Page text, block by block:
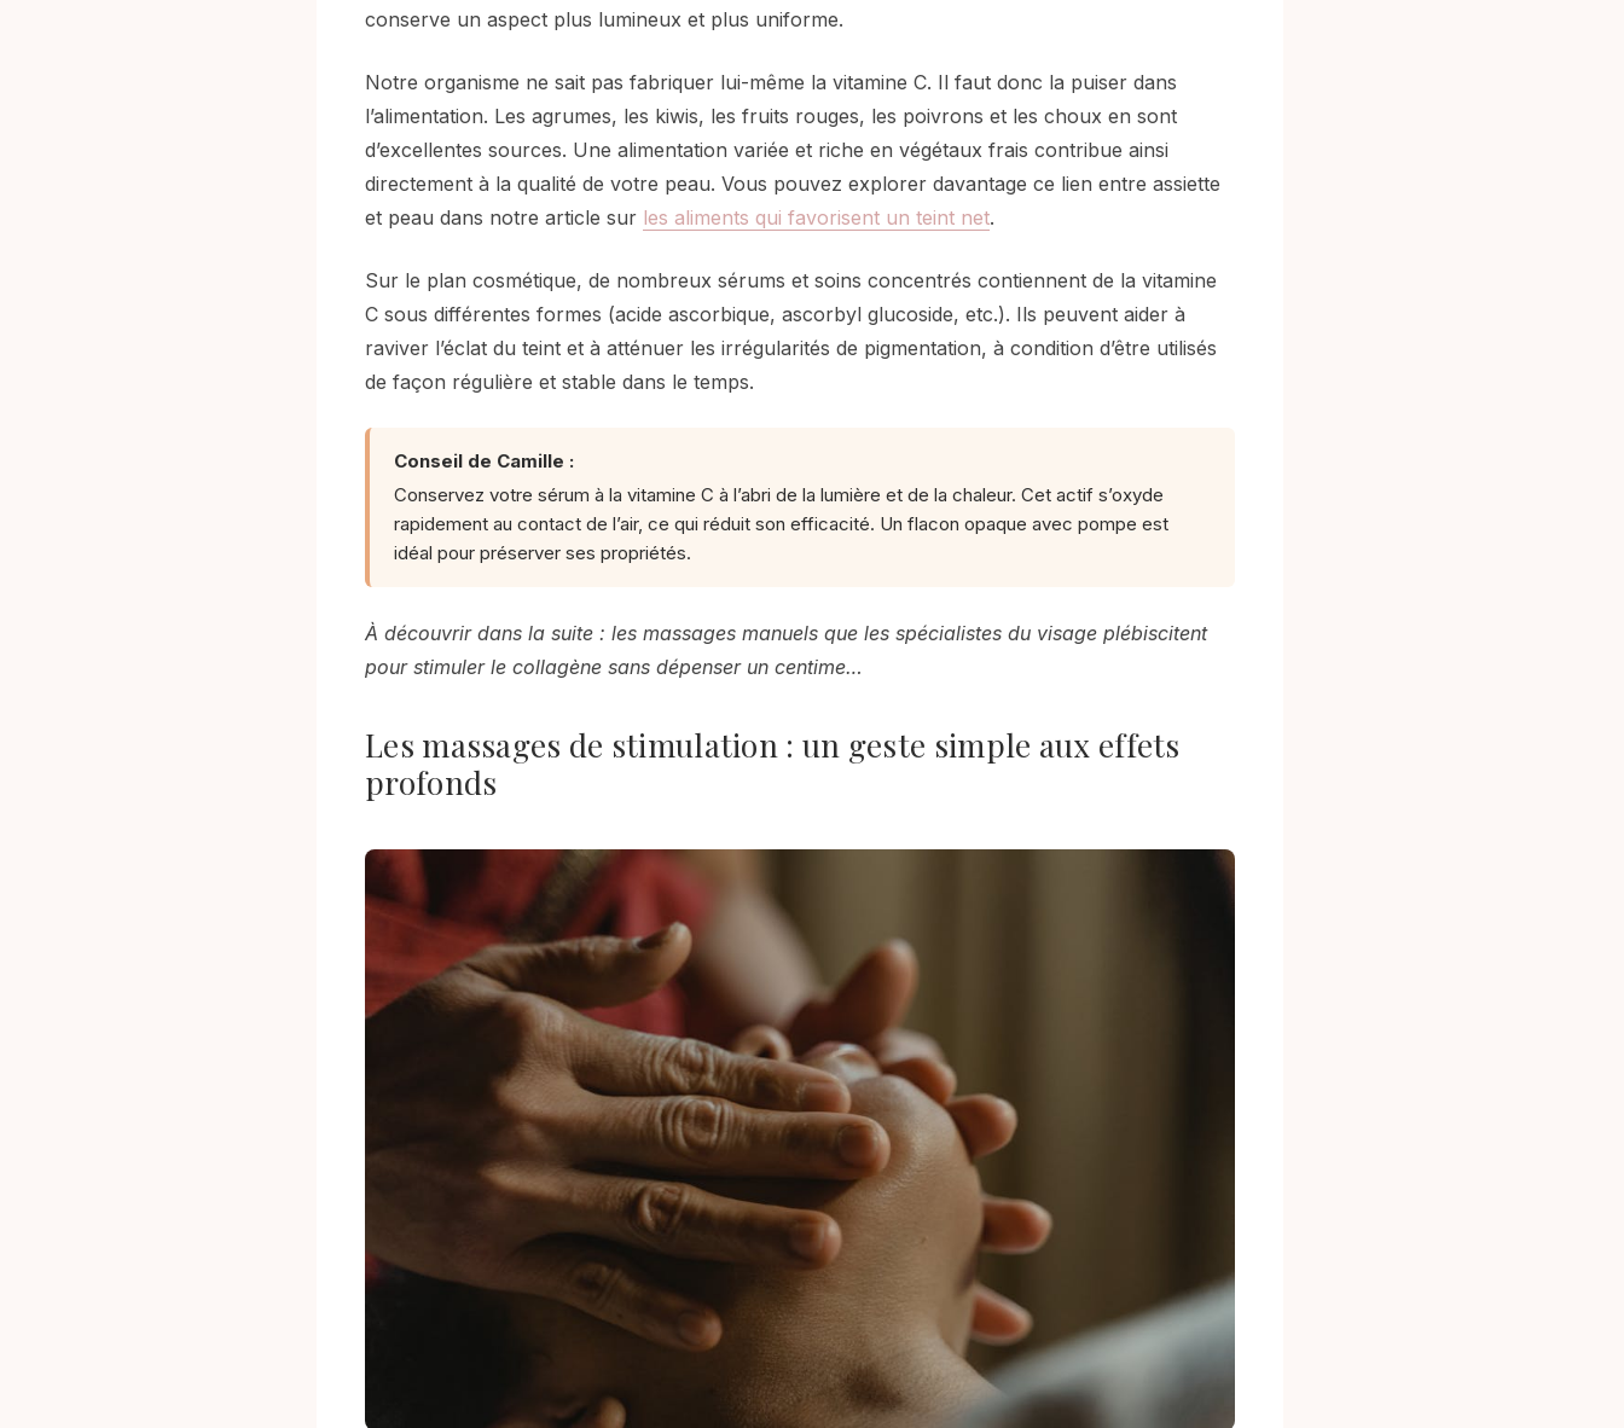
conserve un aspect plus lumineux et plus uniforme.
Notre organisme ne sait pas fabriquer lui-même la vitamine C. Il faut donc la puiser dans
l’alimentation. Les agrumes, les kiwis, les fruits rouges, les poivrons et les choux en sont
d’excellentes sources. Une alimentation variée et riche en végétaux frais contribue ainsi
directement à la qualité de votre peau. Vous pouvez explorer davantage ce lien entre assiette
et peau dans notre article sur les aliments qui favorisent un teint net.
Sur le plan cosmétique, de nombreux sérums et soins concentrés contiennent de la vitamine
C sous différentes formes (acide ascorbique, ascorbyl glucoside, etc.). Ils peuvent aider à
raviver l’éclat du teint et à atténuer les irrégularités de pigmentation, à condition d’être utilisés
de façon régulière et stable dans le temps.
Conseil de Camille :
Conservez votre sérum à la vitamine C à l’abri de la lumière et de la chaleur. Cet actif s’oxyde
rapidement au contact de l’air, ce qui réduit son efficacité. Un flacon opaque avec pompe est
idéal pour préserver ses propriétés.
À découvrir dans la suite : les massages manuels que les spécialistes du visage plébiscitent
pour stimuler le collagène sans dépenser un centime…
Les massages de stimulation : un geste simple aux effets
profonds